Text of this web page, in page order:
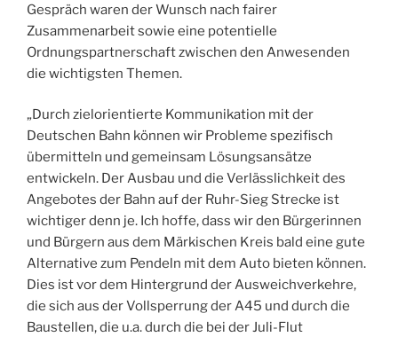
Gespräch waren der Wunsch nach fairer
Zusammenarbeit sowie eine potentielle
Ordnungspartnerschaft zwischen den Anwesenden
die wichtigsten Themen.
„Durch zielorientierte Kommunikation mit der
Deutschen Bahn können wir Probleme spezifisch
übermitteln und gemeinsam Lösungsansätze
entwickeln. Der Ausbau und die Verlässlichkeit des
Angebotes der Bahn auf der Ruhr-Sieg Strecke ist
wichtiger denn je. Ich hoffe, dass wir den Bürgerinnen
und Bürgern aus dem Märkischen Kreis bald eine gute
Alternative zum Pendeln mit dem Auto bieten können.
Dies ist vor dem Hintergrund der Ausweichverkehre,
die sich aus der Vollsperrung der A45 und durch die
Baustellen, die u.a. durch die bei der Juli-Flut